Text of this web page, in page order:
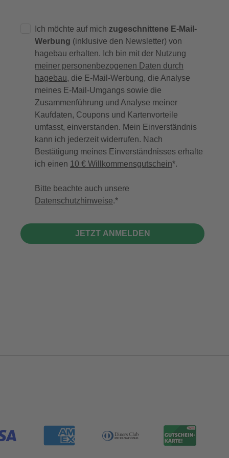
Ich möchte auf mich zugeschnittene E-Mail-
Werbung (inklusive den Newsletter) von
hagebau erhalten. Ich bin mit der Nutzung
meiner personenbezogenen Daten durch
hagebau, die E-Mail-Werbung, die Analyse
meines E-Mail-Umgangs sowie die
Zusammenführung und Analyse meiner
Kaufdaten, Coupons und Kartenvorteile
umfasst, einverstanden. Mein Einverständnis
kann ich jederzeit widerrufen. Nach
Bestätigung meines Einverständnisses erhalte
ich einen 10 € Willkommensgutschein*.
Bitte beachte auch unsere
Datenschutzhinweise.
JETZT ANMELDEN